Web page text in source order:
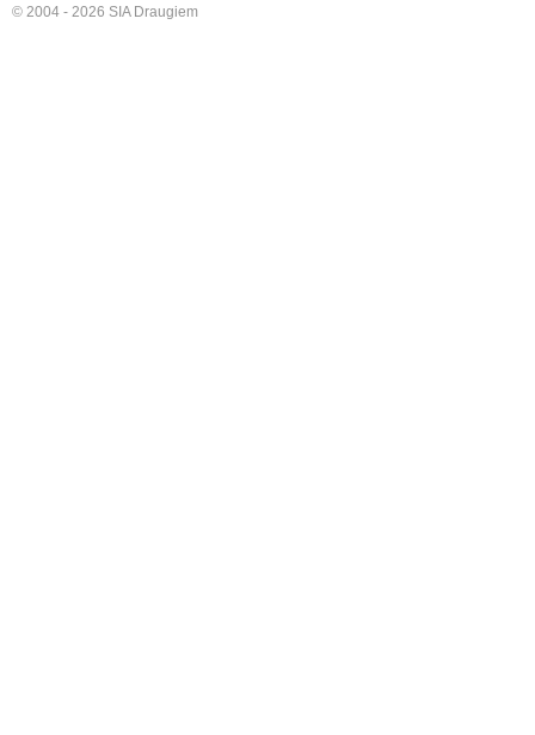
© 2004 - 2026 SIA Draugiem